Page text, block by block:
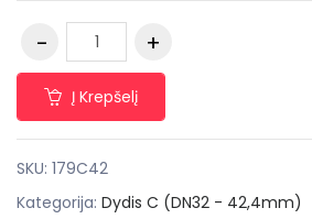
Į Krepšelį
SKU: 179C42
Kategorija: Dydis C (DN32 - 42,4mm)